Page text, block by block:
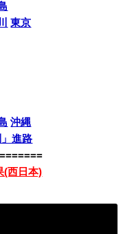
東京
沖縄
進路
西日本)